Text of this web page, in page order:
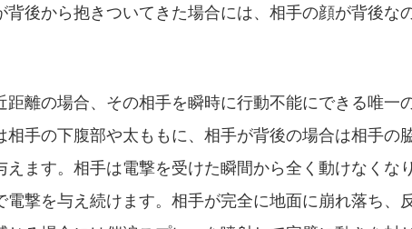
後から抱きついてきた場合には、相手の顔が背後な
距離の場合、その相手を瞬時に行動不能にできる唯一
手の下腹部や太ももに、相手が背後の場合は相手の
えます。相手は電撃を受けた瞬間から全く動けなくな
電撃を与え続けます。相手が完全に地面に崩れ落ち、